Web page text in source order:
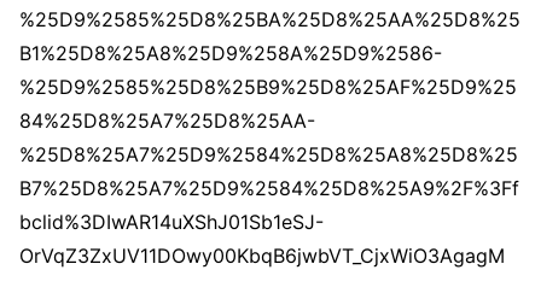
%25D9%2585%25D8%25BA%25D8%25AA%25D8%25
B1%25D8%25A8%25D9%258A%25D9%2586-
%25D9%2585%25D8%25B9%25D8%25AF%25D9%25
84%25D8%25A7%25D8%25AA-
%25D8%25A7%25D9%2584%25D8%25A8%25D8%25
B7%25D8%25A7%25D9%2584%25D8%25A9%2F%3Ff
bclid%3DIwAR14uXShJ01Sb1eSJ-
OrVqZ3ZxUV11DOwy00KbqB6jwbVT_CjxWiO3AgagM